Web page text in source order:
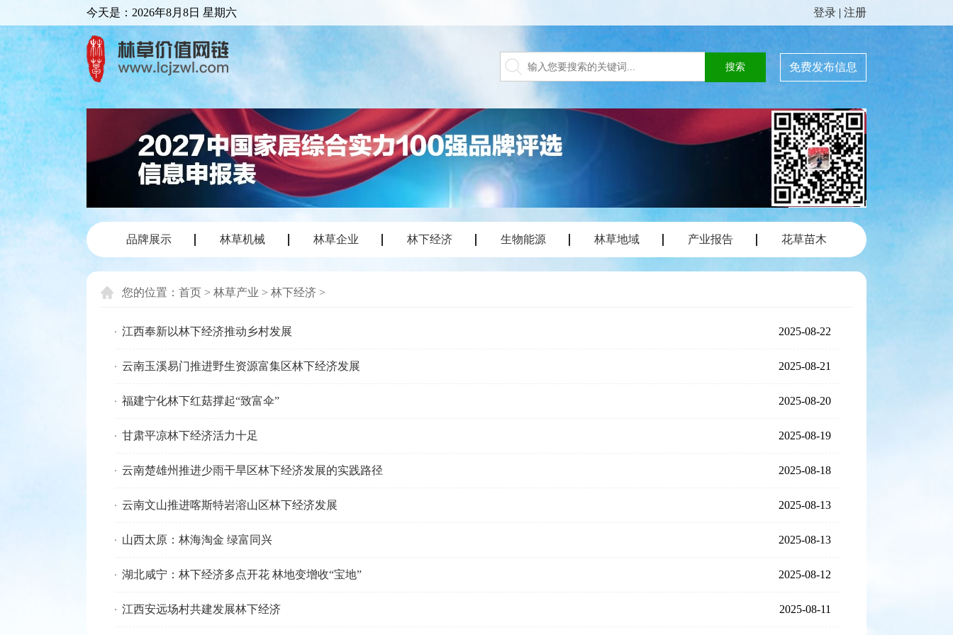
今天是： 2026年8月8日 星期六 登录 | 注册
免费发布信息
品牌展示 林草机械 林草企业 林下经济 生物能源 林草地域 产业报告 花草苗木
您的位置： 首页 > 林草产业 > 林下经济 >
江西奉新以林下经济推动乡村发展 2025-08-22
云南玉溪易门推进野生资源富集区林下经济发展 2025-08-21
福建宁化林下红菇撑起“致富伞” 2025-08-20
甘肃平凉林下经济活力十足 2025-08-19
云南楚雄州推进少雨干旱区林下经济发展的实践路径 2025-08-18
云南文山推进喀斯特岩溶山区林下经济发展 2025-08-13
山西太原：林海淘金 绿富同兴 2025-08-13
湖北咸宁：林下经济多点开花 林地变增收“宝地” 2025-08-12
江西安远场村共建发展林下经济 2025-08-11